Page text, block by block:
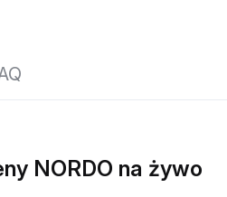
NORDO na żywo